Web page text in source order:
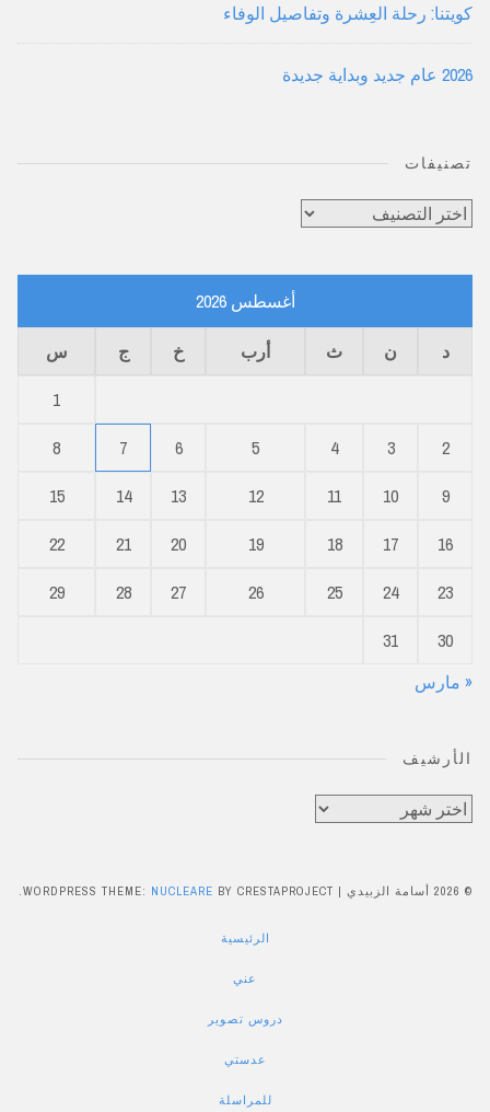
كويتنا: رحلة العِشرة وتفاصيل الوفاء
2026 عام جديد وبداية جديدة
تصنيفات
تصنيفات
أغسطس 2026
د ن ث أرب خ ج
س
1
2
3
4
5
6
7
8
9
10
11
12
13
14
15
16
17
18
19
20
21
22
23
24
25
26
27
28
29
30
31
« مارس
الأرشيف
الأرشيف
© 2026 أسامة الزبيدي |
WORDPRESS THEME: NUCLEARE BY CRESTAPROJECT.
الرئيسية
عني
دروس تصوير
عدستي
للمراسلة